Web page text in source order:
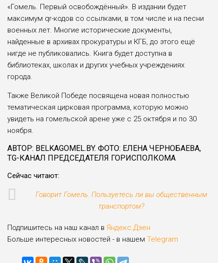
«Гомель. Первый освобождённый». В издании будет
максимум qr-кодов со ссылками, в том числе и на песни
военных лет. Многие исторические документы,
найденные в архивах про­куратуры и КГБ, до этого ещё
нигде не публикова­лись. Книга будет доступна в
библиотеках, школах и дру­гих учебных учреждениях
города.
Также Великой Победе посвящена новая полно­стью
тематическая цирковая программа, которую можно
увидеть на гомельской арене уже с 25 октября и по 30
ноября.
АВТОР: BELKAGOMEL.BY. ФОТО: ЕЛЕНА ЧЕРНОБАЕВА,
TG-КАНАЛ ПРЕДСЕДАТЕЛЯ ГОРИСПОЛКОМА
Сейчас читают:
Говорит Гомель. Пользуетесь ли вы общественным
транспортом?
Подпишитесь на наш канал в Яндекс.Дзен
Больше интересных новостей - в нашем Telegram